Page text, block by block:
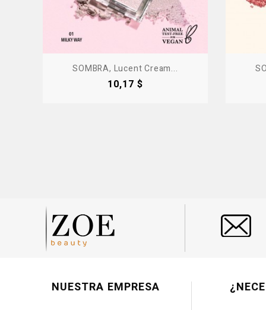
SOMBRA, Lucent Cream...
Precio
10,17 $
NUESTRA EMPRESA